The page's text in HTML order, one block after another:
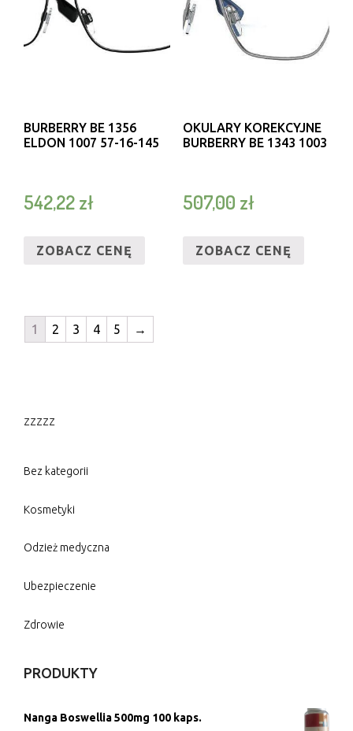
BURBERRY BE 1356
ELDON 1007 57-16-145
542,22zł
ZOBACZ CENĘ
OKULARY KOREKCYJNE
BURBERRY BE 1343 1003
507,00 zł
ZOBACZ CENĘ
1 2 3 4 5 →
zzzzz
Bez kategorii
Kosmetyki
Odzież medyczna
Ubezpieczenie
Zdrowie
PRODUKTY
Nanga Boswellia 500mg 100 kaps.